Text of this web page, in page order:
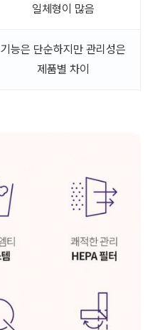
일체형이 많음
기능은 단순하지만 관리성은
제품별 차이